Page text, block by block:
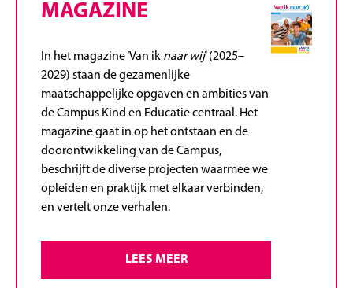
MAGAZINE
In het magazine ‘Van ik naar wij’ (2025–
2029) staan de gezamenlijke
maatschappelijke opgaven en ambities van
de Campus Kind en Educatie centraal. Het
magazine gaat in op het ontstaan en de
doorontwikkeling van de Campus,
beschrijft de diverse projecten waarmee we
opleiden en praktijk met elkaar verbinden,
en vertelt onze verhalen.
LEES MEER